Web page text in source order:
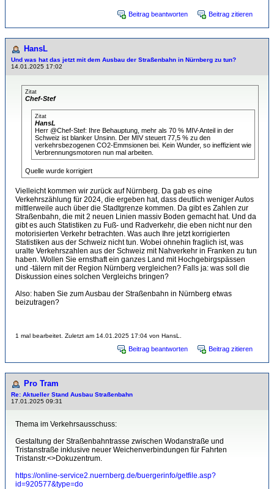
Beitrag beantworten Beitrag zitieren
HansL
Und was hat das jetzt mit dem Ausbau der Straßenbahn in Nürnberg zu tun?
14.01.2025 17:02
Zitat
Chef-Stef
Zitat
HansL
Herr @Chef-Stef: Ihre Behauptung, mehr als 70 % MIV-Anteil in der
Schweiz ist blanker Unsinn. Der MIV steuert 77,5 % zu den
verkehrsbezogenen CO2-Emmsionen bei. Kein Wunder, so ineffizient wie
Verbrennungsmotoren nun mal arbeiten.
Quelle wurde korrigiert
Vielleicht kommen wir zurück auf Nürnberg. Da gab es eine
Verkehrszählung für 2024, die ergeben hat, dass deutlich weniger Autos
mittlerweile auch über die Stadtgrenze kommen. Da gibt es Zahlen zur
Straßenbahn, die mit 2 neuen Linien massiv Boden gemacht hat. Und da
gibt es auch Statistiken zu Fuß- und Radverkehr, die eben nicht nur den
motorisierten Verkehr betrachten. Was auch Ihre jetzt korrigierten
Statistiken aus der Schweiz nicht tun. Wobei ohnehin fraglich ist, was
uralte Verkehrszahlen aus der Schweiz mit Nahverkehr in Franken zu tun
haben. Wollen Sie ernsthaft ein ganzes Land mit Hochgebirgspässen
und -tälern mit der Region Nürnberg vergleichen? Falls ja: was soll die
Diskussion eines solchen Vergleichs bringen?
Also: haben Sie zum Ausbau der Straßenbahn in Nürnberg etwas
beizutragen?
1 mal bearbeitet. Zuletzt am 14.01.2025 17:04 von HansL.
Beitrag beantworten Beitrag zitieren
Pro Tram
Re: Aktueller Stand Ausbau Straßenbahn
17.01.2025 09:31
Thema im Verkehrsausschuss:
Gestaltung der Straßenbahntrasse zwischen Wodanstraße und
Tristanstraße inklusive neuer Weichenverbindungen für Fahrten
Tristanstr.<>Dokuzentrum.
https://online-service2.nuernberg.de/buergerinfo/getfile.asp?
id=920577&type=do